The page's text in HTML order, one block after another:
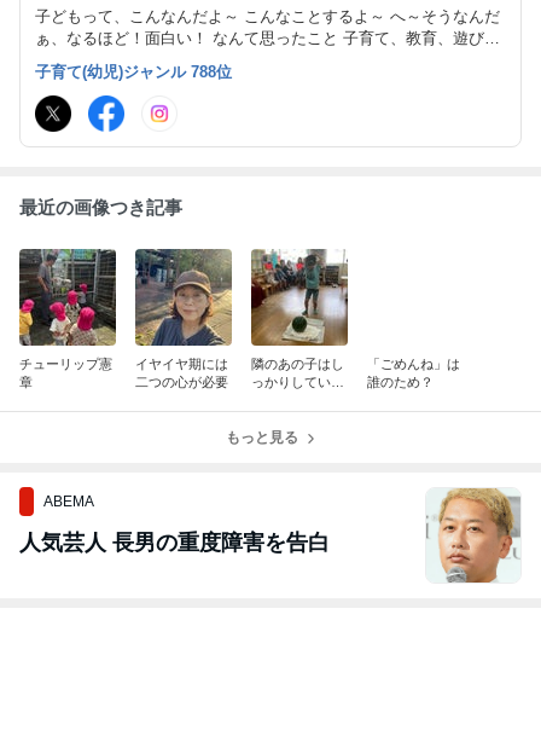
子どもって、こんなんだよ～ こんなことするよ～ へ～そうなんだ
ぁ、なるほど！面白い！ なんて思ったこと 子育て、教育、遊び、
心のこと、笑い、私のこと とかを書いていきます。
子育て(幼児)ジャンル 788位
最近の画像つき記事
チューリップ憲
章
イヤイヤ期には
二つの心が必要
隣のあの子はし
っかりしていて
「ごめんね」は
誰のため？
もっと見る
ABEMA
人気芸人 長男の重度障害を告白